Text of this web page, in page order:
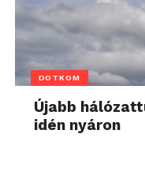
DOTKOM
Újabb
idén nyáron